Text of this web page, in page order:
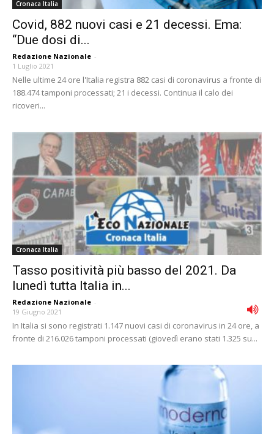
Cronaca Italia
Covid, 882 nuovi casi e 21 decessi. Ema:
“Due dosi di...
Redazione Nazionale -
1 Luglio 2021
Nelle ultime 24 ore l'Italia registra 882 casi di coronavirus a fronte di
188.474 tamponi processati; 21 i decessi. Continua il calo dei
ricoveri...
Cronaca Italia
Tasso positività più basso del 2021. Da
lunedì tutta Italia in...
Redazione Nazionale -
19 Giugno 2021
In Italia si sono registrati 1.147 nuovi casi di coronavirus in 24 ore, a
fronte di 216.026 tamponi processati (giovedì erano stati 1.325 su...